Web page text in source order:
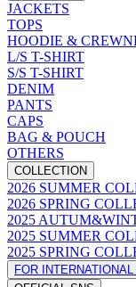
JACKETS
TOPS
HOODIE &
L/S T-SHIRT
S/S T-SHIRT
DENIM
PANTS
CAPS
BAG & POUCH
OTHERS
COLLECTION
2026 SUMMER
2026 SPRING
2025
2025 SUMMER
2025 SPRING
FOR